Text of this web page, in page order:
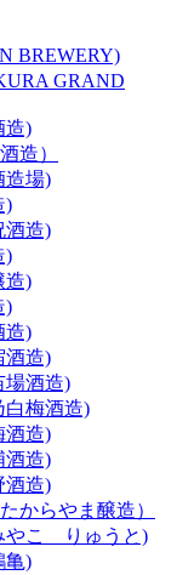
BREWERY)
GRAND
造)
造）
場)
)
造)
)
造)
)
造)
造)
酒造)
梅酒造)
造)
造)
造)
からやま醸造）
やこ りゅうと)
亀)